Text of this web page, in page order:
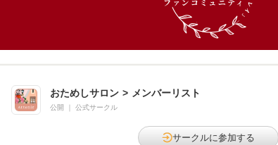
おためしサロン > メンバーリスト
公開 公式サークル
サークルに参加する